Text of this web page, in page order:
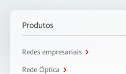
Produtos
Redes empresariais
Rede Óptica